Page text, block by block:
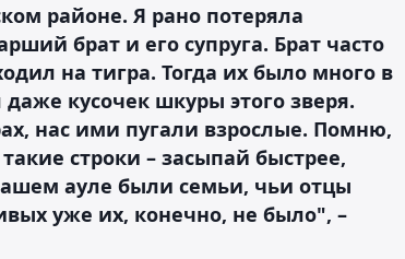
районе. Я рано потеряла
брат и его супруга. Брат часто
на тигра. Тогда их было много в
кусочек шкуры этого зверя.
нас ими пугали взрослые. Помню,
строки – засыпай быстрее,
ауле были семьи, чьи отцы
уже их, конечно, не было", –